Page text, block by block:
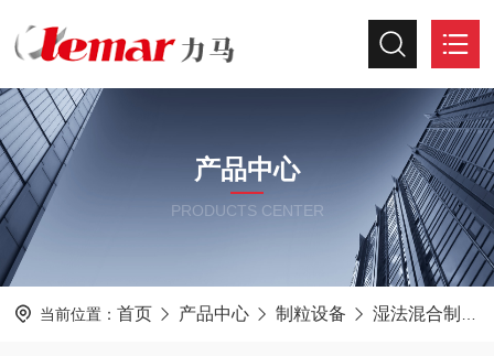
产品中心
PRODUCTS CENTER
当前位置： 首页 产品中心 制粒设备 湿法混合制粒机